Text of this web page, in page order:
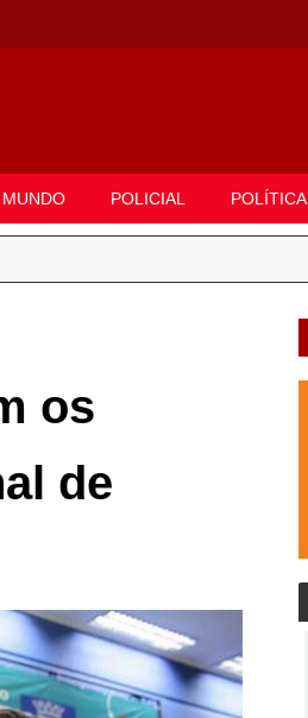
MUNDO POLICIAL POLÍTICA
os
de